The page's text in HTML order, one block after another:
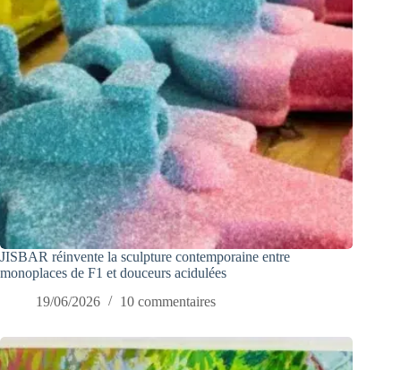
JISBAR réinvente la sculpture contemporaine entre
monoplaces de F1 et douceurs acidulées
19/06/2026
10 commentaires